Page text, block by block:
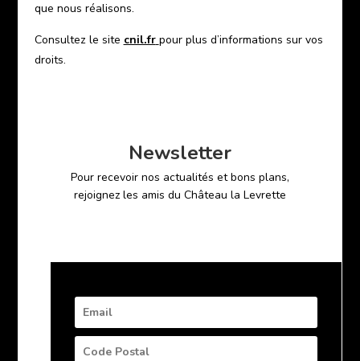
que nous réalisons.
Consultez le site cnil.fr pour plus d’informations sur vos
droits.
Newsletter
Pour recevoir nos actualités et bons plans,
rejoignez les amis du Château la Levrette